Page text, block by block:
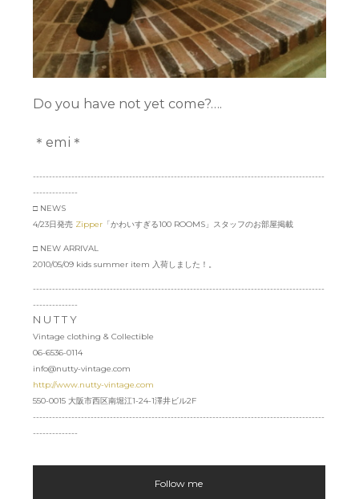
Do you have not yet come?….
＊emi＊
-------------------------------------------------------------------------------------------
--------------
□ NEWS
4/23日発売 Zipper 「かわいすぎる100 ROOMS」スタッフのお部屋掲載
□ NEW ARRIVAL
2010/05/09 kids summer item 入荷しました！。
-------------------------------------------------------------------------------------------
--------------
N U T T Y
Vintage clothing & Collectible
06-6536-0114
info@nutty-vintage.com
http://www.nutty-vintage.com
550-0015 大阪市西区南堀江1-24-1澤井ビル2F
-------------------------------------------------------------------------------------------
--------------
Follow me